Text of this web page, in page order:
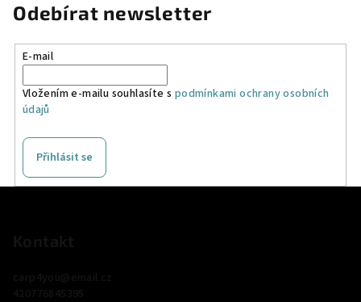
Odebírat newsletter
E-mail
Vložením e-mailu souhlasíte s podmínkami ochrany osobních
údajů
Přihlásit se